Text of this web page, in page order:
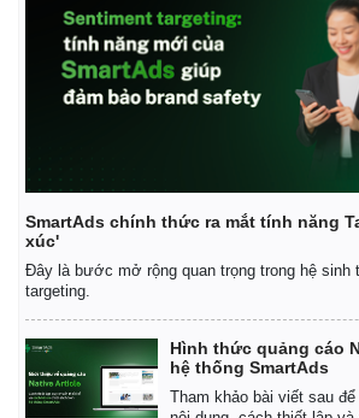
SmartAds chính thức ra mắt tính năng
xúc'
Đây là bước mở rộng quan trọng trong hệ sinh
targeting.
Hình thức quảng cáo
hệ thống SmartAds
Tham khảo bài viết sau